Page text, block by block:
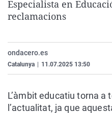
Especialista en
reclamacions
ondacero.es
Catalunya 11.07.2025 13:50
L’àmbit educatiu torna
l’actualitat, ja que